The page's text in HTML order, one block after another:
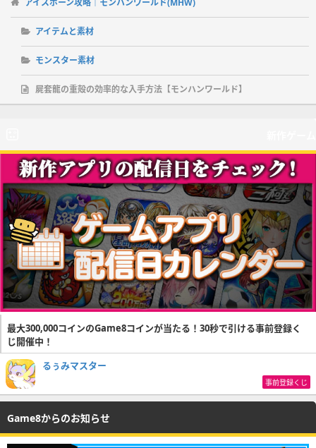
アイスボーン攻略｜モンハンワールド(MHW)
アイテムと素材
モンスター素材
屍套龍の重殻の効率的な入手方法【モンハンワールド】
最大300,000コインのGame8コインが当たる！30秒で引ける事前登録く
じ開催中！
るぅみマスター
事前登録くじ
Game8からのお知らせ